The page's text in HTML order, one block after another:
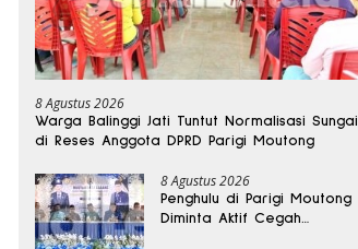
8 Agustus 2026
Warga Balinggi Jati Tuntut Normalisasi Sungai
di Reses Anggota DPRD Parigi Moutong
8 Agustus 2026
Penghulu di Parigi Moutong
Diminta Aktif Cegah